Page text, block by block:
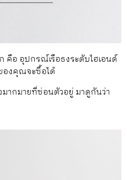
คือ อุปกรณ์เรือธงระดับไฮเอนด์
องคุณจะซื้อได้
ากมายที่ซ่อนตัวอยู่ มาดูกันว่า